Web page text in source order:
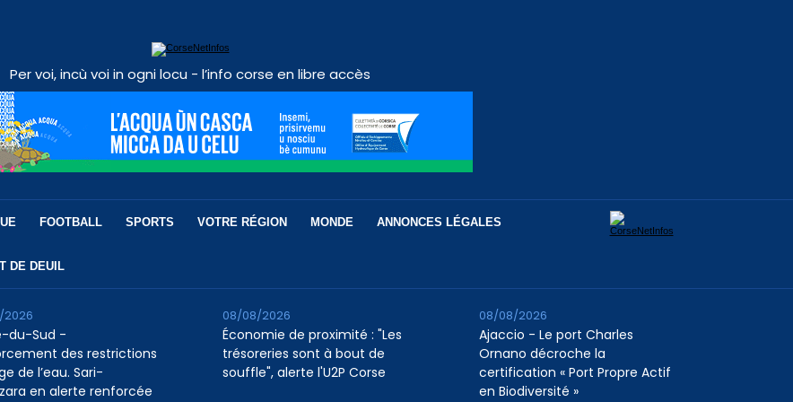
Per voi, incù voi in ogni locu - l’info corse en libre accès
FOOTBALL SPORTS VOTRE RÉGION MONDE ANNONCES LÉGALES
DE DEUIL
du-Sud -
des restrictions
de l’eau. Sari-
en alerte renforcée
Économie de proximité : "Les
trésoreries sont à bout de
souffle", alerte l'U2P Corse
08/08/2026
Ajaccio - Le port Charles
Ornano décroche la
certification « Port Propre Actif
en Biodiversité »
08/08/2026